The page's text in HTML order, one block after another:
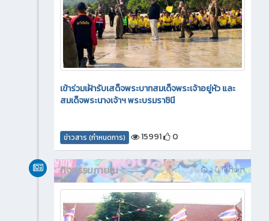
เข้าร่วมเฝ้ารับเสด็จพระบาทสมเด็จพระเจ้าอยู่หัว และ
สมเด็จพระนางเจ้าฯ พระบรมราชินี
ข่าวสาร (กำหนดการ) 15991 0
2 ปี ที่ผ่านมา
กิจกรรมภายใน